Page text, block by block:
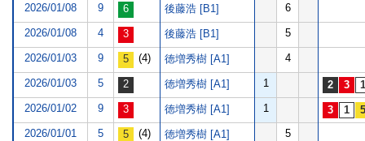
2026/01/08 9 後藤浩 [B1] 6
2026/01/08 4 後藤浩 [B1] 5
2026/01/03 9 (4) 徳増秀樹 [A1] 4
2026/01/03 5 徳増秀樹 [A1] 1
2026/01/02 9 徳増秀樹 [A1] 1
2026/01/01 5 (4) 徳増秀樹 [A1] 5